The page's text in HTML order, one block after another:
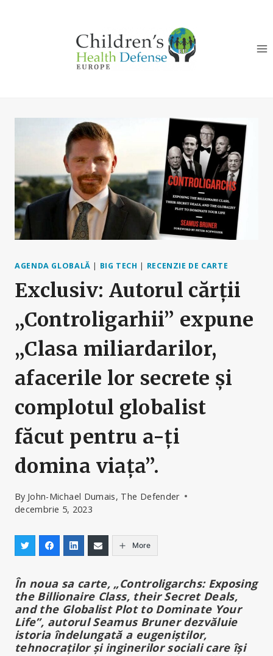
AGENDA GLOBALĂ | BIG TECH | RECENZIE DE CARTE
Exclusiv: Autorul cărții
„Controligarhii” expune
„Clasa miliardarilor,
afacerile lor secrete și
complotul globalist
făcut pentru a-ți
domina viața”.
By John-Michael Dumais, The Defender
decembrie 5, 2023
More
În noua sa carte, „Controligarchs: Exposing
the Billionaire Class, their Secret Deals,
and the Globalist Plot to Dominate Your
Life”, autorul Seamus Bruner dezvăluie
istoria îndelungată a eugeniștilor,
tehnocraților și inginerilor sociali care își